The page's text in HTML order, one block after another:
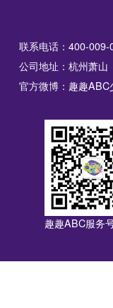
联系电话：400-009-
公司地址：杭州萧山
官方微博：趣趣ABC
趣趣ABC服务